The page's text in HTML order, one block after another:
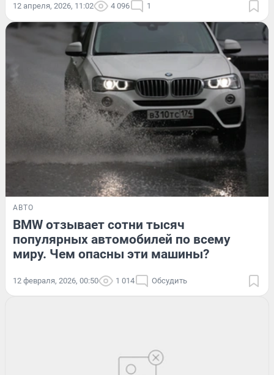
12 апреля, 2026, 11:02 4 096 1
АВТО
BMW отзывает сотни тысяч
популярных автомобилей по всему
миру. Чем опасны эти машины?
12 февраля, 2026, 00:50 1 014 Обсудить